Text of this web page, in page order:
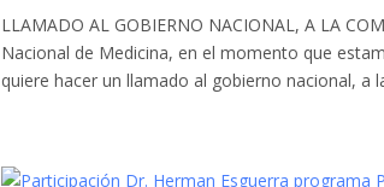
LLAMADO AL GOBIERNO NACIONAL, A LA
Nacional de Medicina, en el momento que
quiere hacer un llamado al gobierno nacional, a